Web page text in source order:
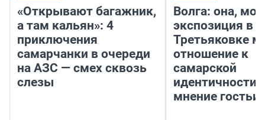
«Открывают багажник,
а там кальян»: 4
приключения
самарчанки в очереди
на АЗС — смех сквозь
слезы
Волга: она,
экспозиция в
Третьяковке
отношение к
самарской
идентичности
мнение гостьи